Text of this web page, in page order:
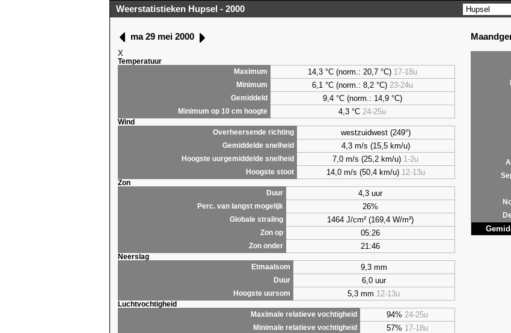
Weerstatistieken Hupsel - 2000
ma 29 mei 2000
X
Temperatuur
Maximum
14,3 °C (norm.: 20,7 °C) 17-18u
Minimum 6,1 °C (norm.: 8,2 °C) 23-24u
Gemiddeld 9,4°C (norm.: 14,9 °C)
Minimum op 10 cm hoogte 4,3 °C 24-25u
Wind
Overheersende richting
westzuidwest (249°)
Gemiddelde snelheid 4,3 m/s (15,5 km/u)
Hoogste uurgemiddelde snelheid 7,0 m/s (25,2 km/u) 1-2u
Hoogste stoot 14,0 m/s (50,4 km/u) 12-13u
Zon
Duur
4,3 uur
Perc. van langst mogelijk 26%
Globale straling 1464 J/cm² (169,4 W/m²)
Zon op 05:26
Zon onder 21:46
Neerslag
Etmaalsom
9,3 mm
Duur 6,0 uur
Hoogste uursom 5,3 mm 12-13u
Luchtvochtigheid
Maximale relatieve vochtigheid
94% 24-25u
Minimale relatieve vochtigheid 57% 17-18u